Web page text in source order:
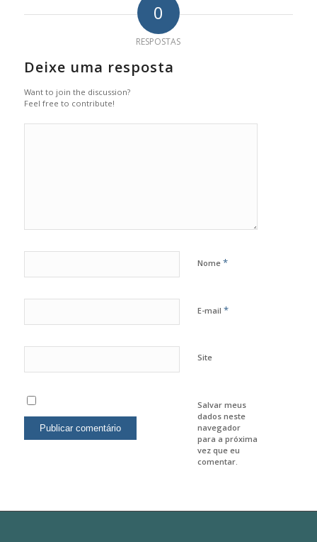
0
RESPOSTAS
Deixe uma resposta
Want to join the discussion?
Feel free to contribute!
Nome *
E-mail *
Site
Salvar meus
dados neste
navegador
para a próxima
vez que eu
comentar.